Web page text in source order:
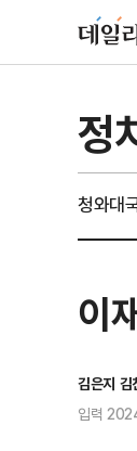
정
청와대
이
김은지
입력